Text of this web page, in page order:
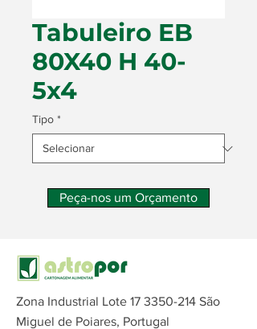
Tabuleiro EB
80X40 H 40-
5x4
Tipo *
Peça-nos um Orçamento
Zona Industrial Lote 17 3350-214 São
Miguel de Poiares, Portugal